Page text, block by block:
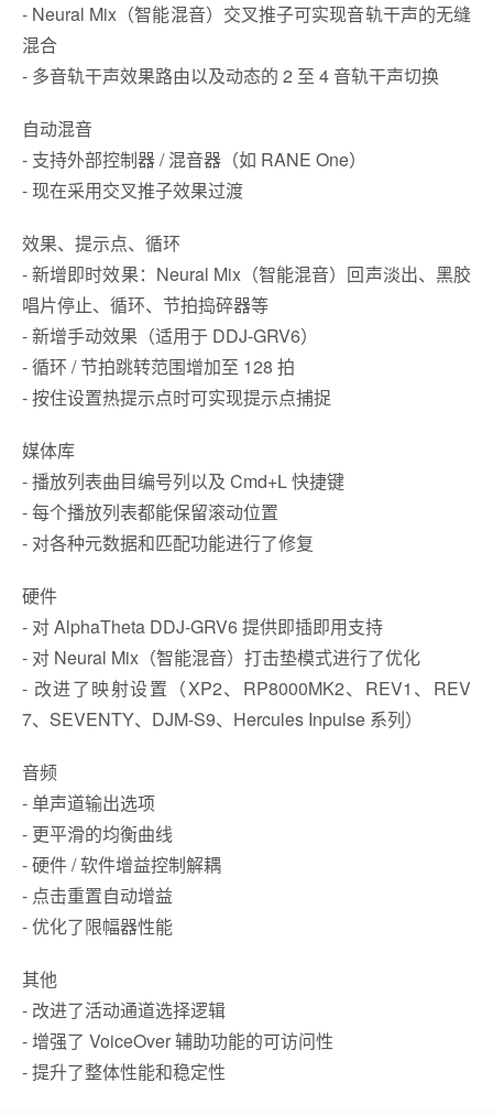
- Neural Mix（智能混音）交叉推子可实现音轨干声的无缝
混合
- 多音轨干声效果路由以及动态的 2 至 4 音轨干声切换
自动混音
- 支持外部控制器 / 混音器（如 RANE One）
- 现在采用交叉推子效果过渡
效果、提示点、循环
- 新增即时效果：Neural Mix（智能混音）回声淡出、黑胶
唱片停止、循环、节拍捣碎器等
- 新增手动效果（适用于 DDJ-GRV6）
- 循环 / 节拍跳转范围增加至 128 拍
- 按住设置热提示点时可实现提示点捕捉
媒体库
- 播放列表曲目编号列以及 Cmd+L 快捷键
- 每个播放列表都能保留滚动位置
- 对各种元数据和匹配功能进行了修复
硬件
- 对 AlphaTheta DDJ-GRV6 提供即插即用支持
- 对 Neural Mix（智能混音）打击垫模式进行了优化
- 改进了映射设置（XP2、RP8000MK2、REV1、REV
7、SEVENTY、DJM-S9、Hercules Inpulse 系列）
音频
- 单声道输出选项
- 更平滑的均衡曲线
- 硬件 / 软件增益控制解耦
- 点击重置自动增益
- 优化了限幅器性能
其他
- 改进了活动通道选择逻辑
- 增强了 VoiceOver 辅助功能的可访问性
- 提升了整体性能和稳定性